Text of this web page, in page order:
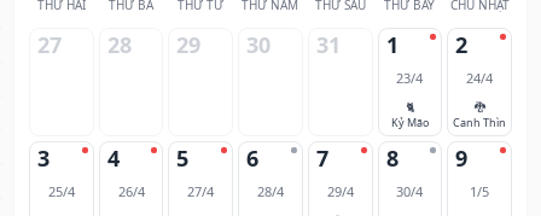
THỨ HAI THỨ BA THỨ TƯ THỨ NĂM THỨ SÁU THỨ BẢY CHỦ NHẬT
27 28 29 30 31 1
23/4
🐈
Kỷ Mão
2
24/4
🐉
Canh Thìn
3
25/4
4
26/4
5
27/4
6
28/4
7
29/4
8
30/4
9
1/5